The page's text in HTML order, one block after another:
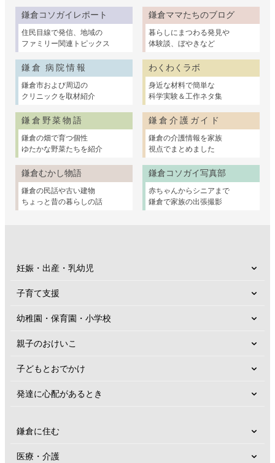
鎌倉コソガイレポート
住民目線で発信、地域の
ファミリー関連トピックス
鎌倉ママたちのブログ
暮らしにまつわる発見や
体験談、ぼやきなど
鎌倉 病院情報
鎌倉市および周辺の
クリニックを取材紹介
わくわくラボ
身近な材料で簡単な
科学実験＆工作ネタ集
鎌倉野菜物語
鎌倉の畑で育つ個性
ゆたかな野菜たちを紹介
鎌倉介護ガイド
鎌倉の介護情報を家族
視点でまとめました
鎌倉むかし物語
鎌倉の民話や古い建物
ちょっと昔の暮らしの話
鎌倉コソガイ写真部
赤ちゃんからシニアまで
鎌倉で家族の出張撮影
妊娠・出産・乳幼児
子育て支援
幼稚園・保育園・小学校
親子のおけいこ
子どもとおでかけ
発達に心配があるとき
鎌倉に住む
医療・介護